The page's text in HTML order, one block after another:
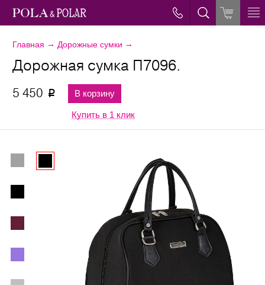
Главная → Дорожные сумки →
Дорожная сумка П7096.
5 450 p В корзину
Купить в 1 клик